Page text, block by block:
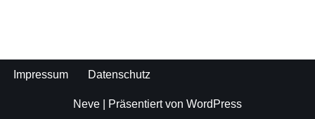
Impressum Datenschutz
Neve | Präsentiert von WordPress